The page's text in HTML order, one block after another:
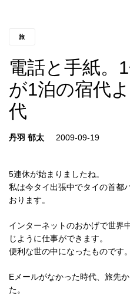
旅
電話と手紙。
が1泊の宿代
代
丹羽 郁太
5連休が始まりましたね。
私は今タイ出張中でタイの首都
おります。
インターネットのおかげで世界
じように仕事ができます。
便利な世の中になったものです。
Eメールがなかった時代、旅先
た。